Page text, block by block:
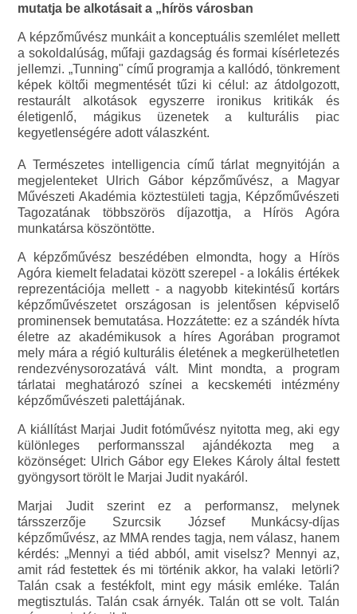
mutatja be alkotásait a „hírös városban
A képzőművész munkáit a konceptuális szemlélet mellett
a sokoldalúság, műfaji gazdagság és formai kísérletezés
jellemzi. „Tunning" című programja a kallódó, tönkrement
képek költői megmentését tűzi ki célul: az átdolgozott,
restaurált alkotások egyszerre ironikus kritikák és
életigenlő, mágikus üzenetek a kulturális piac
kegyetlenségére adott válaszként.
A Természetes intelligencia című tárlat megnyitóján a
megjelenteket Ulrich Gábor képzőművész, a Magyar
Művészeti Akadémia köztestületi tagja, Képzőművészeti
Tagozatának többszörös díjazottja, a Hírös Agóra
munkatársa köszöntötte.
A képzőművész beszédében elmondta, hogy a Hírös
Agóra kiemelt feladatai között szerepel - a lokális értékek
reprezentációja mellett - a nagyobb kitekintésű kortárs
képzőművészetet országosan is jelentősen képviselő
prominensek bemutatása. Hozzátette: ez a szándék hívta
életre az akadémikusok a híres Agorában programot
mely mára a régió kulturális életének a megkerülhetetlen
rendezvénysorozatává vált. Mint mondta, a program
tárlatai meghatározó színei a kecskeméti intézmény
képzőművészeti palettájának.
A kiállítást Marjai Judit fotóművész nyitotta meg, aki egy
különleges performansszal ajándékozta meg a
közönséget: Ulrich Gábor egy Elekes Károly által festett
gyöngysort törölt le Marjai Judit nyakáról.
Marjai Judit szerint ez a performansz, melynek
társszerzője Szurcsik József Munkácsy-díjas
képzőművész, az MMA rendes tagja, nem válasz, hanem
kérdés: „Mennyi a tiéd abból, amit viselsz? Mennyi az,
amit rád festettek és mi történik akkor, ha valaki letörli?
Talán csak a festékfolt, mint egy másik emléke. Talán
megtisztulás. Talán csak árnyék. Talán ott se volt. Talán